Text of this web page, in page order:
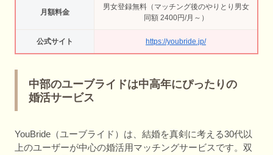
月額料金
男女登録無料（マッチング後のやりとり男女
同額 2400円/月～）
公式サイト https://youbride.jp/
中部のユーブライドは中高年にぴったりの
婚活サービス
YouBride（ユーブライド）は、結婚を真剣に考える30代以
上のユーザーが中心の婚活用マッチングサービスです。双